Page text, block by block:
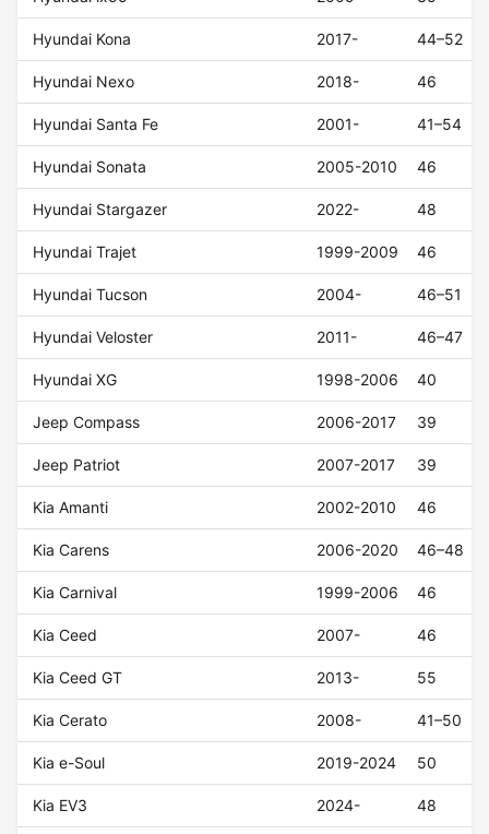
Hyundai Kona 2017- 44–52
Hyundai Nexo 2018- 46
Hyundai Santa Fe 2001- 41–54
Hyundai Sonata 2005-2010 46
Hyundai Stargazer 2022- 48
Hyundai Trajet 1999-2009 46
Hyundai Tucson 2004- 46–51
Hyundai Veloster 2011- 46–47
Hyundai XG 1998-2006 40
Jeep Compass 2006-2017 39
Jeep Patriot 2007-2017 39
Kia Amanti 2002-2010 46
Kia Carens 2006-2020 46–48
Kia Carnival 1999-2006 46
Kia Ceed 2007- 46
Kia Ceed GT 2013- 55
Kia Cerato 2008- 41–50
Kia e-Soul 2019-2024 50
Kia EV3 2024- 48